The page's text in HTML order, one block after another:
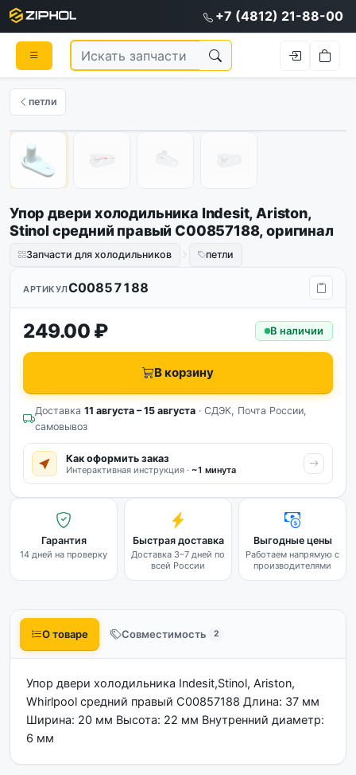
+7 (4812) 21-88-00
петли
Упор двери холодильника Indesit, Ariston,
Stinol средний правый C00857188, оригинал
Запчасти для холодильников петли
АРТИКУЛC00857188
249.00 ₽ В наличии
В корзину
Доставка 11 августа – 15 августа · СДЭК, Почта России,
самовывоз
Как оформить заказ
Интерактивная инструкция · ~1 минута
Гарантия
14 дней на проверку
Быстрая доставка
Доставка 3–7 дней по
всей России
Выгодные цены
Работаем напрямую с
производителями
О товаре Совместимость 2
Упор двери холодильника Indesit,Stinol, Ariston,
Whirlpool средний правый C00857188 Длина: 37 мм
Ширина: 20 мм Высота: 22 мм Внутренний диаметр:
6 мм